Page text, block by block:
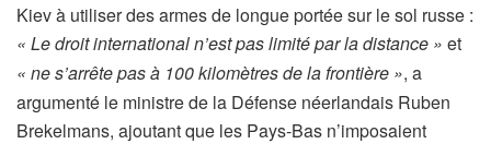
Kiev à utiliser des armes de longue portée sur le sol russe :
« Le droit international n’est pas limité par la distance » et
« ne s’arrête pas à 100 kilomètres de la frontière », a
argumenté le ministre de la Défense néerlandais Ruben
Brekelmans, ajoutant que les Pays-Bas n’imposaient